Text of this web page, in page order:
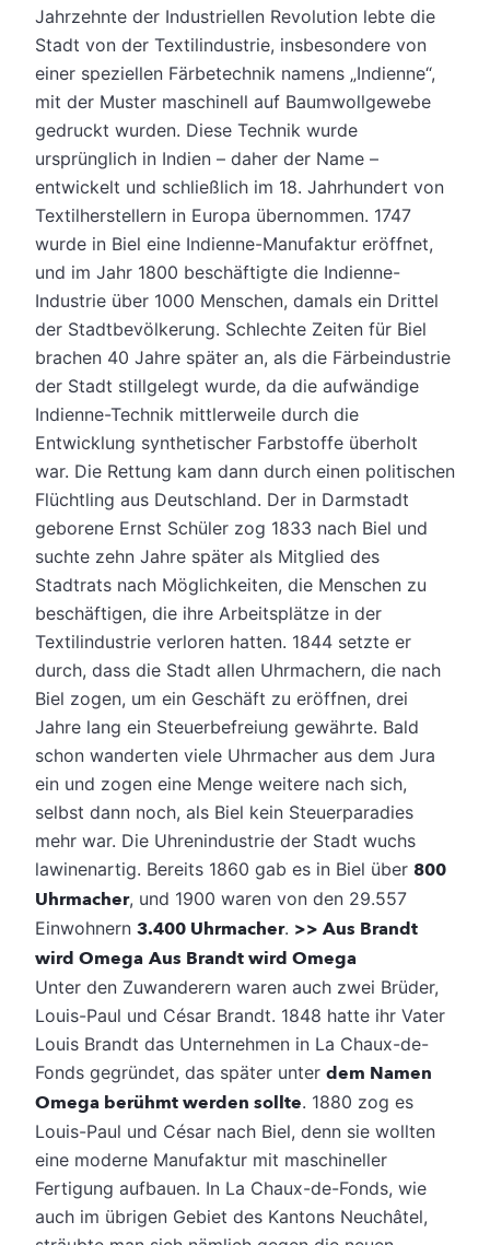
Jahrzehnte der Industriellen Revolution lebte die
Stadt von der Textilindustrie, insbesondere von
einer speziellen Färbetechnik namens „Indienne“,
mit der Muster maschinell auf Baumwollgewebe
gedruckt wurden. Diese Technik wurde
ursprünglich in Indien – daher der Name –
entwickelt und schließlich im 18. Jahrhundert von
Textilherstellern in Europa übernommen. 1747
wurde in Biel eine Indienne-Manufaktur eröffnet,
und im Jahr 1800 beschäftigte die Indienne-
Industrie über 1000 Menschen, damals ein Drittel
der Stadtbevölkerung. Schlechte Zeiten für Biel
brachen 40 Jahre später an, als die Färbeindustrie
der Stadt stillgelegt wurde, da die aufwändige
Indienne-Technik mittlerweile durch die
Entwicklung synthetischer Farbstoffe überholt
war. Die Rettung kam dann durch einen politischen
Flüchtling aus Deutschland. Der in Darmstadt
geborene Ernst Schüler zog 1833 nach Biel und
suchte zehn Jahre später als Mitglied des
Stadtrats nach Möglichkeiten, die Menschen zu
beschäftigen, die ihre Arbeitsplätze in der
Textilindustrie verloren hatten. 1844 setzte er
durch, dass die Stadt allen Uhrmachern, die nach
Biel zogen, um ein Geschäft zu eröffnen, drei
Jahre lang ein Steuerbefreiung gewährte. Bald
schon wanderten viele Uhrmacher aus dem Jura
ein und zogen eine Menge weitere nach sich,
selbst dann noch, als Biel kein Steuerparadies
mehr war. Die Uhrenindustrie der Stadt wuchs
lawinenartig. Bereits 1860 gab es in Biel über 800
Uhrmacher, und 1900 waren von den 29.557
Einwohnern 3.400 Uhrmacher. >> Aus Brandt
wird Omega Aus Brandt wird Omega
Unter den Zuwanderern waren auch zwei Brüder,
Louis-Paul und César Brandt. 1848 hatte ihr Vater
Louis Brandt das Unternehmen in La Chaux-de-
Fonds gegründet, das später unter dem Namen
Omega berühmt werden sollte. 1880 zog es
Louis-Paul und César nach Biel, denn sie wollten
eine moderne Manufaktur mit maschineller
Fertigung aufbauen. In La Chaux-de-Fonds, wie
auch im übrigen Gebiet des Kantons Neuchâtel,